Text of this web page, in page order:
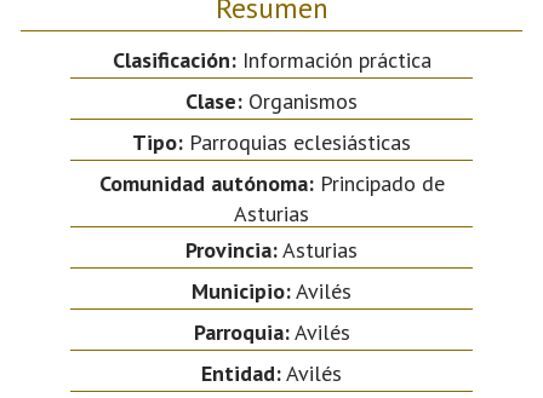
Clasificación:Información práctica
Clase: Organismos
Tipo: Parroquias eclesiásticas
Comunidad autónoma:Principado de
Asturias
Provincia:Asturias
Municipio:Avilés
Parroquia:Avilés
Entidad:Avilés